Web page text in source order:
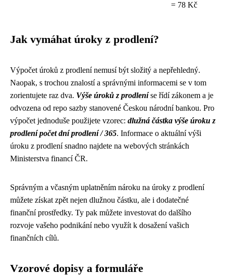
= 78 Kč
Jak vymáhat úroky z prodlení?
Výpočet úroků z prodlení nemusí být složitý a nepřehledný.
Naopak, s trochou znalostí a správnými informacemi se v tom
zorientujete raz dva. Výše úroků z prodleníse řídí zákonem a je
odvozena od repo sazby stanovené Českou národní bankou. Pro
výpočet jednoduše použijete vzorec: dlužná částka výše úroku z
prodlení počet dní prodlení / 365. Informace o aktuální výši
úroku z prodlení snadno najdete na webových stránkách
Ministerstva financí ČR.
Správným a včasným uplatněním nároku na úroky z prodlení
můžete získat zpět nejen dlužnou částku, ale i dodatečné
finanční prostředky. Ty pak můžete investovat do dalšího
rozvoje vašeho podnikání nebo využít k dosažení vašich
finančních cílů.
Vzorové dopisy a formuláře